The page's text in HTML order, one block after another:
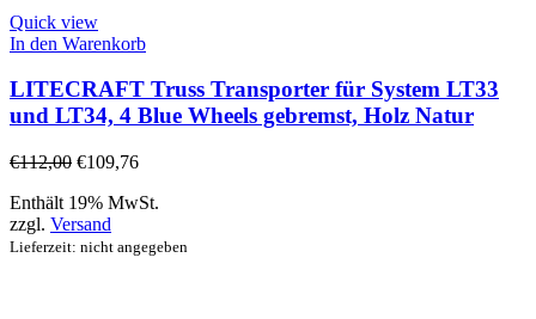
Quick view
In den Warenkorb
LITECRAFT Truss Transporter für System LT33
und LT34, 4 Blue Wheels gebremst, Holz Natur
€112,00 €109,76
Enthält 19% MwSt.
zzgl. Versand
Lieferzeit: nicht angegeben